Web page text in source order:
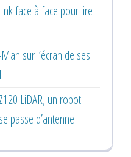
face à face pour lire
sur l’écran de ses
LiDAR, un robot
passe d’antenne